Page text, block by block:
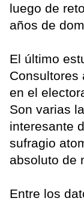
luego de
años de
El último
Consultores
en el
Son varias
interesante
sufragio
absoluto de
Entre los